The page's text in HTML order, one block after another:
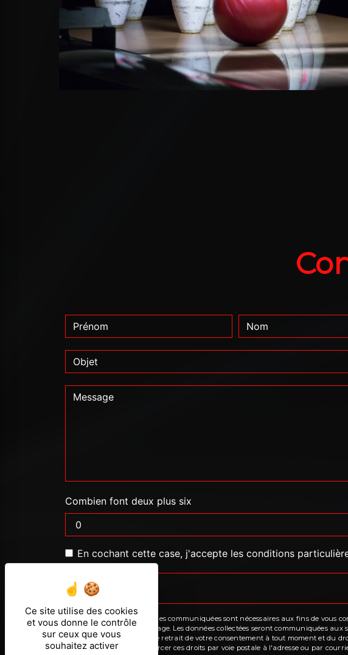
Combien font deux plus six
En cochant cette case, j'accepte les conditions
** Les données personnelles communiquées sont nécessaires aux fins de vous
de répondre à votre message. Les données collectées seront communiquées
limitation, d’opposition, de retrait de votre consentement à tout moment et du
mortem. Vous pouvez exercer ces droits par voie postale à l'adresse ou par
Ce site utilise des cookies
et vous donne le contrôle
sur ceux que vous
souhaitez activer